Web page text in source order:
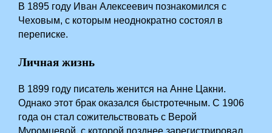
В 1895 году Иван Алексеевич познакомился с
Чеховым, с которым неоднократно состоял в
переписке.
Личная жизнь
В 1899 году писатель женится на Анне Цакни.
Однако этот брак оказался быстротечным. С 1906
года он стал сожительствовать с Верой
Муромцевой, с которой позднее зарегистрировал